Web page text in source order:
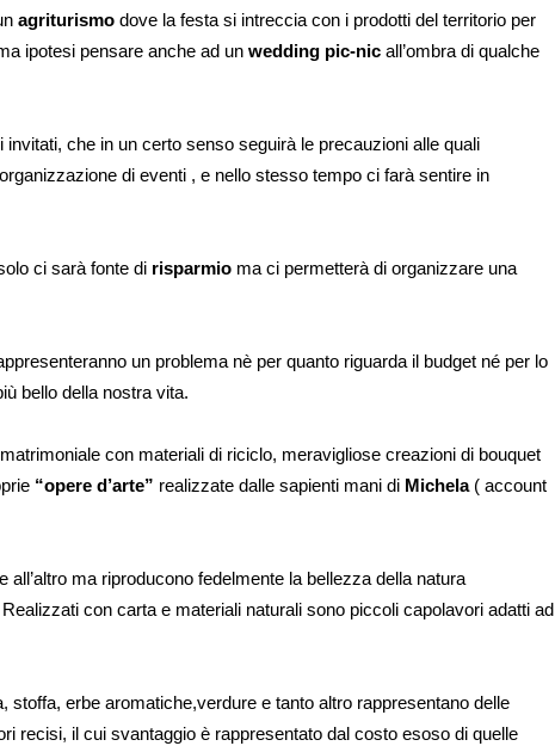
agriturismo dove la festa si intreccia con i prodotti del territorio per
ipotesi pensare anche ad un wedding pic-nic all’ombra di qualche
che in un certo senso seguirà le precauzioni alle quali
di eventi , e nello stesso tempo ci farà sentire in
ci sarà fonte di risparmio ma ci permetterà di organizzare una
un problema nè per quanto riguarda il budget né per lo
bello della nostra vita.
con materiali di riciclo, meravigliose creazioni di bouquet
“opere d’arte” realizzate dalle sapienti mani di Michela( account
ma riproducono fedelmente la bellezza della natura
con carta e materiali naturali sono piccoli capolavori adatti ad
erbe aromatiche,verdure e tanto altro rappresentano delle
recisi, il cui svantaggio è rappresentato dal costo esoso di quelle